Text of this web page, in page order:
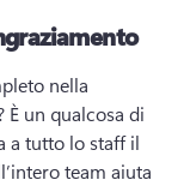
nella
È un qualcosa di
a tutto lo staff il
team aiuta